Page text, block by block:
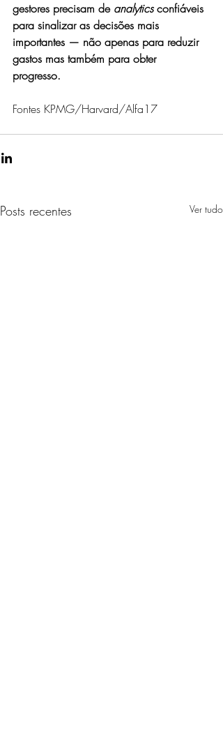
gestores precisam de analytics confiáveis
para sinalizar as decisões mais
importantes — não apenas para reduzir
gastos mas também para obter
progresso.
Fontes KPMG/Harvard/Alfa17
Posts recentes Ver tudo